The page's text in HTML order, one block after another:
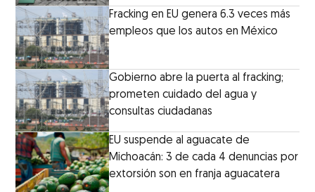
Fracking en EU genera 6.3 veces más
empleos que los autos en México
Gobierno abre la puerta al fracking;
prometen cuidado del agua y
consultas ciudadanas
EU suspende al aguacate de
Michoacán: 3 de cada 4 denuncias por
extorsión son en franja aguacatera